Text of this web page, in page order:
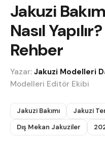
Jakuzi
Nasıl
Rehber
Yazar: Jakuzi Modelleri
Modelleri Editör Ekibi
Jakuzi Bakımı Jakuzi
Dış Mekan Jakuziler